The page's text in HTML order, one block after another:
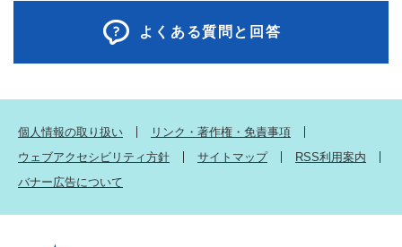
よくある質問と回答
個人情報の取り扱い
リンク・著作権・免責事項
ウェブアクセシビリティ方針
サイトマップ
RSS利用案内
バナー広告について